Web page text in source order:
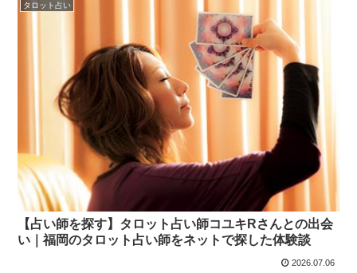
タロット占い
【占い師を探す】タロット占い師コユキRさんとの出会
い｜福岡のタロット占い師をネットで探した体験談
2026.07.06